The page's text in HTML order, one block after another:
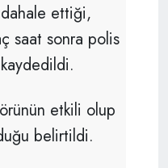
ettiği,
saat sonra polis
etkili olup
belirtildi.